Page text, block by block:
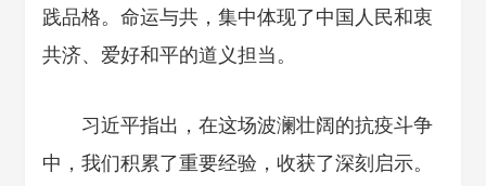
践品格。命运与共，集中体现了中国人民和衷
共济、爱好和平的道义担当。
习近平指出，在这场波澜壮阔的抗疫斗争
中，我们积累了重要经验，收获了深刻启示。